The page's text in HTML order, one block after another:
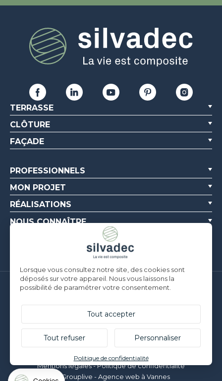
TERRASSE
CLÔTURE
FAÇADE
PROFESSIONNELS
MON PROJET
RÉALISATIONS
NOUS CONNAÎTRE
Silvadec France
F-56190 ARZAL |T. +33 (0)2 97 450 900
Silvadec Deutschland
Ludwig-Erhard-Straße 3
© Silvadec - Tous droits réservés - Photos non contractuelles
Mentions légales-Politique de confidentialité
Grouplive - Agence web à Vannes
Lorsque vous consultez notre site, des cookies sont
déposés sur votre appareil. Nous vous laissons la
possibilité de paramétrer votre consentement.
Tout accepter
Tout refuser Personnaliser
Politique de confidentialité